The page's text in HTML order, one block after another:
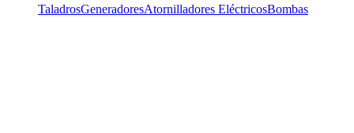
TaladrosGeneradoresAtornilladores EléctricosBombas